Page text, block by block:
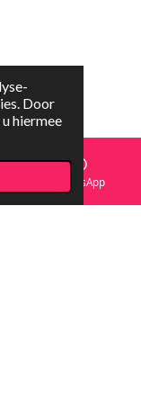
Door
hiermee
WhatsApp